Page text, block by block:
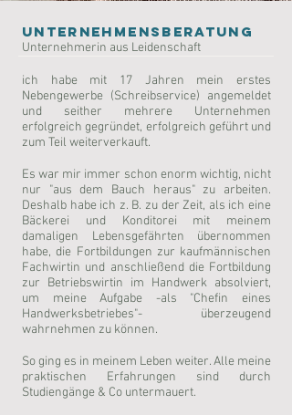
Unternehmensberatung
Unternehmerin aus Leidenschaft
ich habe mit 17 Jahren mein erstes
Nebengewerbe (Schreibservice) angemeldet
und seither mehrere Unternehmen
erfolgreich gegründet, erfolgreich geführt und
zum Teil weiterverkauft.
Es war mir immer schon enorm wichtig, nicht
nur "aus dem Bauch heraus" zu arbeiten.
Deshalb habe ich z. B. zu der Zeit, als ich eine
Bäckerei und Konditorei mit meinem
damaligen Lebensgefährten übernommen
habe, die Fortbildungen zur kaufmännischen
Fachwirtin und anschließend die Fortbildung
zur Betriebswirtin im Handwerk absolviert,
um meine Aufgabe -als "Chefin eines
Handwerksbetriebes"- überzeugend
wahrnehmen zu können.
So ging es in meinem Leben weiter. Alle meine
praktischen Erfahrungen sind durch
Studiengänge & Co untermauert.